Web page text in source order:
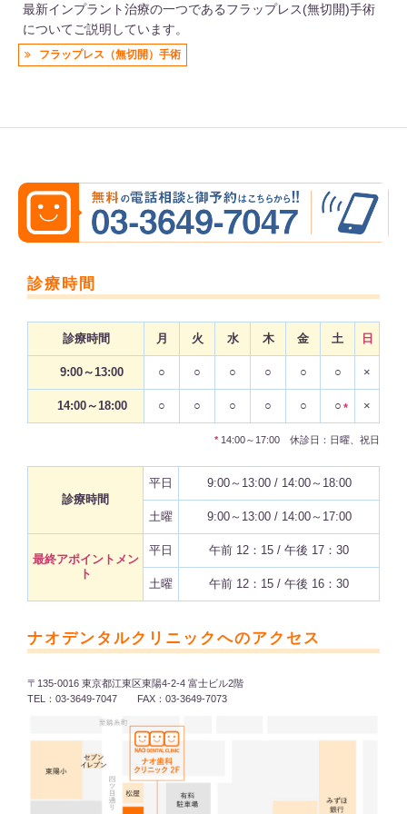
最新インプラント治療の一つであるフラップレス(無切開)手術
についてご説明しています。
フラップレス（無切開）手術
診療時間
診療時間 月 火 水 木 金 土 日
9:00～13:00 ○ ○ ○ ○ ○ ○ ×
14:00～18:00 ○ ○ ○ ○ ○ ○ * ×
* 14:00～17:00 休診日：日曜、祝日
診療時間
平日 9:00～13:00 / 14:00～18:00
土曜 9:00～13:00 / 14:00～17:00
最終アポイントメン
ト
平日 午前 12：15 / 午後 17：30
土曜 午前 12：15 / 午後 16：30
ナオデンタルクリニックへのアクセス
〒135-0016 東京都江東区東陽4-2-4 富士ビル2階
TEL：03-3649-7047 FAX：03-3649-7073